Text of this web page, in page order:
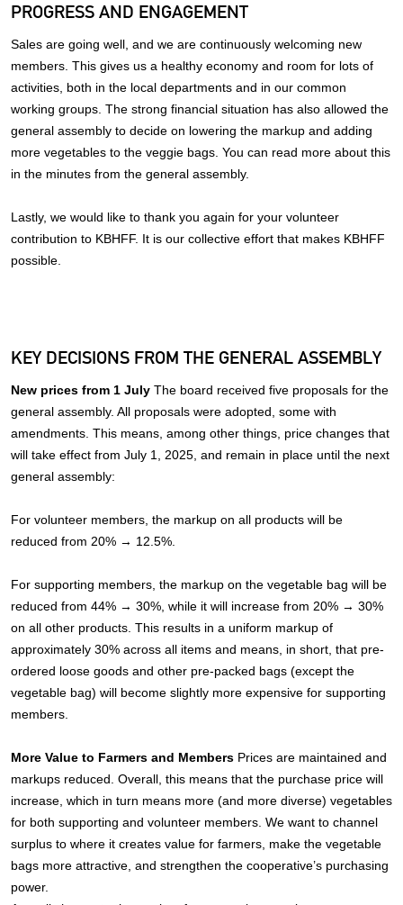
PROGRESS AND ENGAGEMENT
Sales are going well, and we are continuously welcoming new
members. This gives us a healthy economy and room for lots of
activities, both in the local departments and in our common
working groups. The strong financial situation has also allowed the
general assembly to decide on lowering the markup and adding
more vegetables to the veggie bags. You can read more about this
in the minutes from the general assembly.
Lastly, we would like to thank you again for your volunteer
contribution to KBHFF. It is our collective effort that makes KBHFF
possible.
KEY DECISIONS FROM THE GENERAL ASSEMBLY
New prices from 1 July The board received five proposals for the
general assembly. All proposals were adopted, some with
amendments. This means, among other things, price changes that
will take effect from July 1, 2025, and remain in place until the next
general assembly:
For volunteer members, the markup on all products will be
reduced from 20% → 12.5%.
For supporting members, the markup on the vegetable bag will be
reduced from 44% → 30%, while it will increase from 20% → 30%
on all other products. This results in a uniform markup of
approximately 30% across all items and means, in short, that pre-
ordered loose goods and other pre-packed bags (except the
vegetable bag) will become slightly more expensive for supporting
members.
More Value to Farmers and Members Prices are maintained and
markups reduced. Overall, this means that the purchase price will
increase, which in turn means more (and more diverse) vegetables
for both supporting and volunteer members. We want to channel
surplus to where it creates value for farmers, make the vegetable
bags more attractive, and strengthen the cooperative’s purchasing
power.